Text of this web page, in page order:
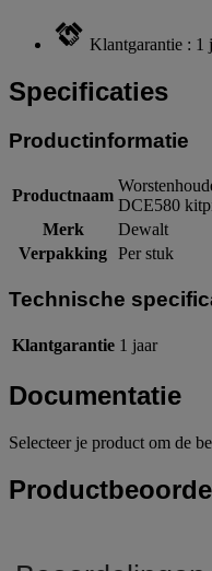
Klantgarantie : 1
Specificaties
Productinformatie
Productnaam
DCE580
Merk
Dewalt
Verpakking Per stuk
Technische
Klantgarantie 1 jaar
Documentatie
Selecteer je product om de